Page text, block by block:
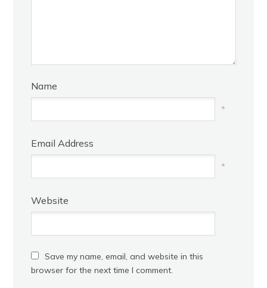
Name
*
Email Address
*
Website
Save my name, email, and website in this
browser for the next time I comment.